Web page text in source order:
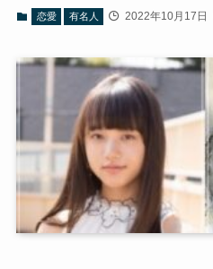
恋愛 有名人 2022年10月17日